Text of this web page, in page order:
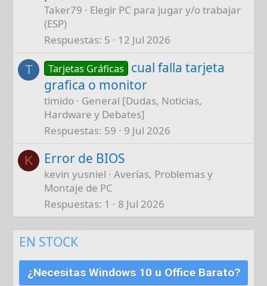
Taker79
Elegir PC para jugar y/o trabajar
(ESP)
Respuestas 5 12 Jul 2026
T Tarjetas Gráficas cual falla tarjeta
grafica o monitor
timido
General [Dudas, Noticias,
Hardware y Debates]
Respuestas 59 9 Jul 2026
K Error de BIOS
kevin yusniel
Averías, Problemas y
Montaje de PC
Respuestas 1 8 Jul 2026
EN STOCK
¿Necesitas Windows 10 u Office Barato?